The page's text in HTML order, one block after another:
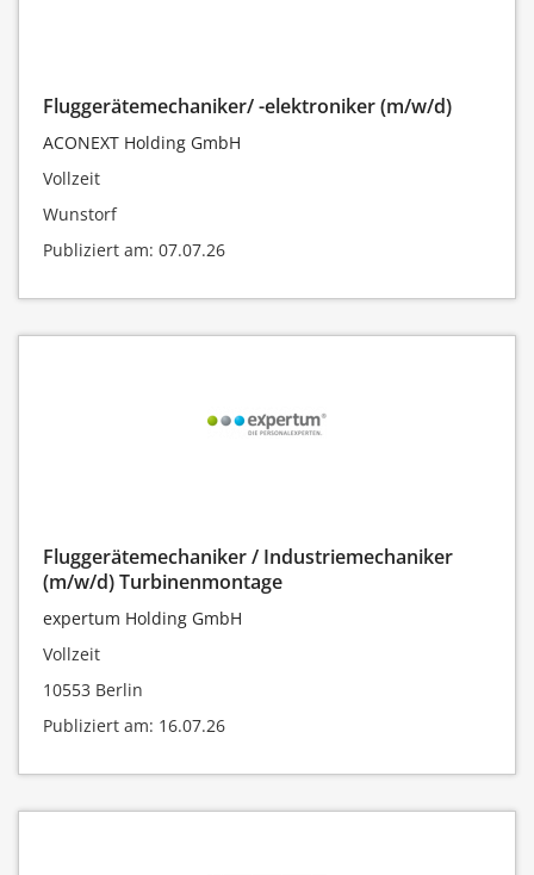
Fluggerätemechaniker/ -elektroniker (m/w/d)
ACONEXT Holding GmbH
Vollzeit
Wunstorf
Publiziert am: 07.07.26
Fluggerätemechaniker / Industriemechaniker
(m/w/d) Turbinenmontage
expertum Holding GmbH
Vollzeit
10553 Berlin
Publiziert am: 16.07.26